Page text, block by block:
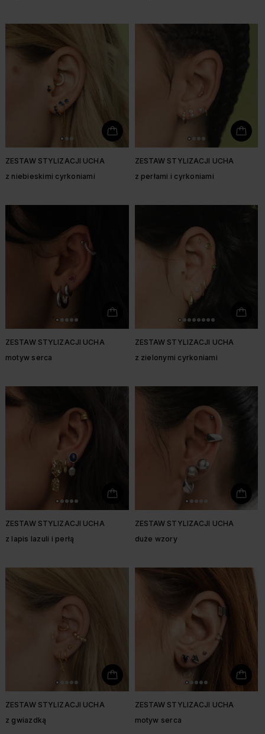
ZESTAW STYLIZACJI UCHA
z niebieskimi cyrkoniami
ZESTAW STYLIZACJI UCHA
z perłami i cyrkoniami
ZESTAW STYLIZACJI UCHA
motyw serca
ZESTAW STYLIZACJI UCHA
z zielonymi cyrkoniami
ZESTAW STYLIZACJI UCHA
z lapis lazuli i perłą
ZESTAW STYLIZACJI UCHA
duże wzory
ZESTAW STYLIZACJI UCHA
z gwiazdką
ZESTAW STYLIZACJI UCHA
motyw serca